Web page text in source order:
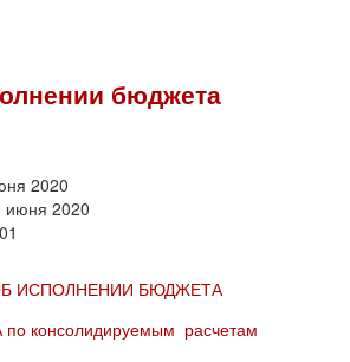
бюджета
2020
июня 2020
ИСПОЛНЕНИИ БЮДЖЕТА
консолидируемым расчетам